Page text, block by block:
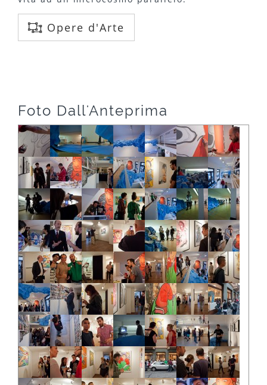
Opere d'Arte
Foto Dall'Anteprima